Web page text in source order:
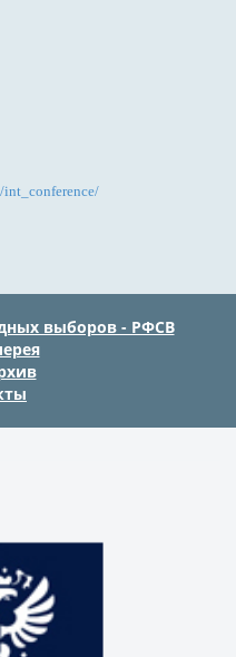
выборов - РФСВ